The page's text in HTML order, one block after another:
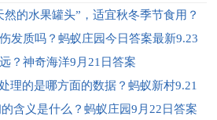
的水果罐头”，适宜秋冬季节食用？
新9月23日
发质吗？蚂蚁庄园今日答案最新9.23
？神奇海洋9月21日答案
理的是哪方面的数据？蚂蚁新村9.21
含义是什么？蚂蚁庄园9月22日答案